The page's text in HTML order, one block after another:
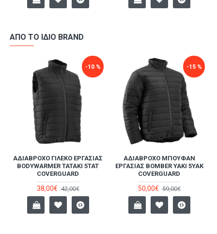
ΑΠΌ ΤΟ ΊΔΙΟ BRAND
-10 %
ΑΔΙΆΒΡΟΧΟ ΓΙΛΈΚΟ ΕΡΓΑΣΊΑΣ
BODYWARMER TATAKI 5TAT
COVERGUARD
38,00€ 42,00€
-15 %
ΑΔΙΆΒΡΟΧΟ ΜΠΟΥΦΆΝ
ΕΡΓΑΣΊΑΣ BOMBER YAKI 5YAK
COVERGUARD
50,00€ 59,00€